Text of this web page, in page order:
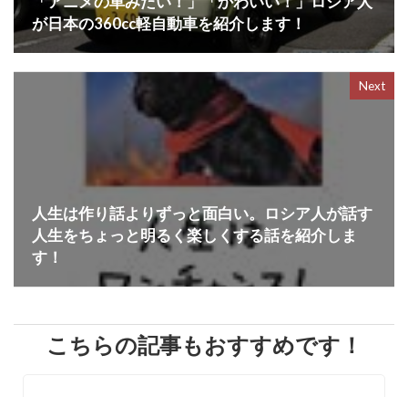
が日本の360cc軽自動車を紹介します！
Next
人生は作り話よりずっと面白い。ロシア人が話す
人生をちょっと明るく楽しくする話を紹介しま
す！
こちらの記事もおすすめです！